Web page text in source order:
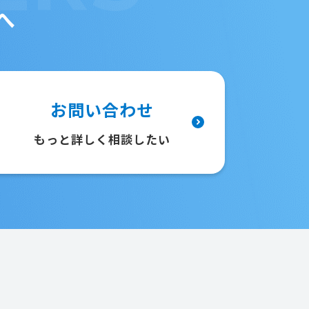
お問い合わせ
もっと詳しく相談したい